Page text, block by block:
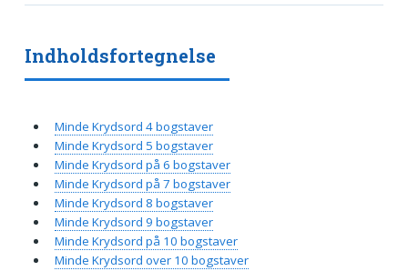
Indholdsfortegnelse
Minde Krydsord 4 bogstaver
Minde Krydsord 5 bogstaver
Minde Krydsord på 6 bogstaver
Minde Krydsord på 7 bogstaver
Minde Krydsord 8 bogstaver
Minde Krydsord 9 bogstaver
Minde Krydsord på 10 bogstaver
Minde Krydsord over 10 bogstaver